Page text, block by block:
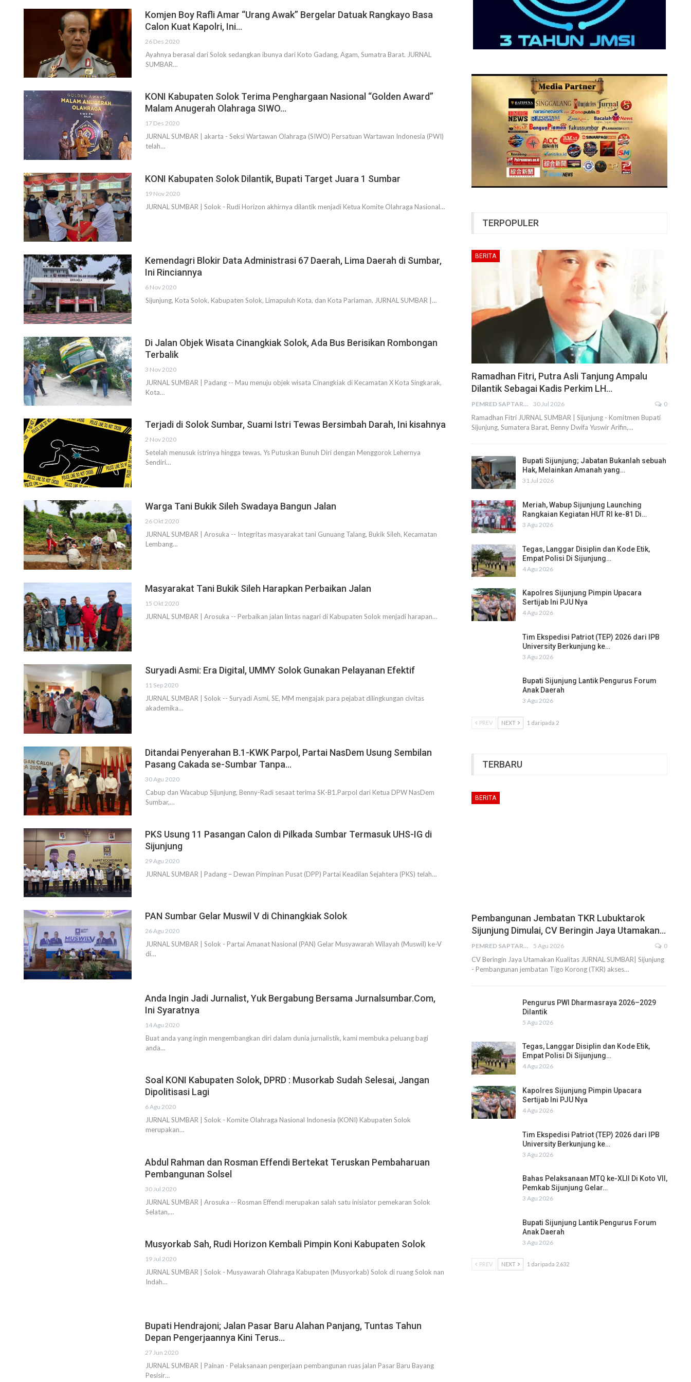
Komjen Boy Rafli Amar “Urang Awak” Bergelar Datuak Rangkayo Basa
Calon Kuat Kapolri, Ini…
26 Des 2020
Ayahnya berasal dari Solok sedangkan ibunya dari Koto Gadang, Agam, Sumatra Barat. JURNAL
SUMBAR…
KONI Kabupaten Solok Terima Penghargaan Nasional “Golden Award”
Malam Anugerah Olahraga SIWO…
17 Des 2020
JURNAL SUMBAR | akarta - Seksi Wartawan Olahraga (SIWO) Persatuan Wartawan Indonesia (PWI)
telah…
KONI Kabupaten Solok Dilantik, Bupati Target Juara 1 Sumbar
19 Nov 2020
JURNAL SUMBAR | Solok - Rudi Horizon akhirnya dilantik menjadi Ketua Komite Olahraga Nasional…
Kemendagri Blokir Data Administrasi 67 Daerah, Lima Daerah di Sumbar,
Ini Rinciannya
6 Nov 2020
Sijunjung, Kota Solok, Kabupaten Solok, Limapuluh Kota, dan Kota Pariaman. JURNAL SUMBAR |…
Di Jalan Objek Wisata Cinangkiak Solok, Ada Bus Berisikan Rombongan
Terbalik
3 Nov 2020
JURNAL SUMBAR | Padang -- Mau menuju objek wisata Cinangkiak di Kecamatan X Kota Singkarak,
Kota…
Terjadi di Solok Sumbar, Suami Istri Tewas Bersimbah Darah, Ini kisahnya
2 Nov 2020
Setelah menusuk istrinya hingga tewas, Ys Putuskan Bunuh Diri dengan Menggorok Lehernya
Sendiri…
Warga Tani Bukik Sileh Swadaya Bangun Jalan
26 Okt 2020
JURNAL SUMBAR | Arosuka -- Integritas masyarakat tani Gunuang Talang, Bukik Sileh, Kecamatan
Lembang…
Masyarakat Tani Bukik Sileh Harapkan Perbaikan Jalan
15 Okt 2020
JURNAL SUMBAR | Arosuka -- Perbaikan jalan lintas nagari di Kabupaten Solok menjadi harapan…
Suryadi Asmi: Era Digital, UMMY Solok Gunakan Pelayanan Efektif
11 Sep 2020
JURNAL SUMBAR | Solok -- Suryadi Asmi, SE, MM mengajak para pejabat dilingkungan civitas
akademika…
Ditandai Penyerahan B.1-KWK Parpol, Partai NasDem Usung Sembilan
Pasang Cakada se-Sumbar Tanpa…
30 Agu 2020
Cabup dan Wacabup Sijunjung, Benny-Radi sesaat terima SK-B1.Parpol dari Ketua DPW NasDem
Sumbar,…
PKS Usung 11 Pasangan Calon di Pilkada Sumbar Termasuk UHS-IG di
Sijunjung
29 Agu 2020
JURNAL SUMBAR | Padang – Dewan Pimpinan Pusat (DPP) Partai Keadilan Sejahtera (PKS) telah…
PAN Sumbar Gelar Muswil V di Chinangkiak Solok
26 Agu 2020
JURNAL SUMBAR | Solok - Partai Amanat Nasional (PAN) Gelar Musyawarah Wilayah (Muswil) ke-V
di…
Anda Ingin Jadi Jurnalist, Yuk Bergabung Bersama Jurnalsumbar.Com,
Ini Syaratnya
14 Agu 2020
Buat anda yang ingin mengembangkan diri dalam dunia jurnalistik, kami membuka peluang bagi
anda…
Soal KONI Kabupaten Solok, DPRD : Musorkab Sudah Selesai, Jangan
Dipolitisasi Lagi
6 Agu 2020
JURNAL SUMBAR | Solok - Komite Olahraga Nasional Indonesia (KONI) Kabupaten Solok
merupakan…
Abdul Rahman dan Rosman Effendi Bertekat Teruskan Pembaharuan
Pembangunan Solsel
30 Jul 2020
JURNAL SUMBAR | Arosuka -- Rosman Effendi merupakan salah satu inisiator pemekaran Solok
Selatan,…
Musyorkab Sah, Rudi Horizon Kembali Pimpin Koni Kabupaten Solok
19 Jul 2020
JURNAL SUMBAR | Solok - Musyawarah Olahraga Kabupaten (Musyorkab) Solok di ruang Solok nan
Indah…
Bupati Hendrajoni; Jalan Pasar Baru Alahan Panjang, Tuntas Tahun
Depan Pengerjaannya Kini Terus…
27 Jun 2020
JURNAL SUMBAR | Painan - Pelaksanaan pengerjaan pembangunan ruas jalan Pasar Baru Bayang
Pesisir…
TERPOPULER
BERITA
Ramadhan Fitri, Putra Asli Tanjung Ampalu
Dilantik Sebagai Kadis Perkim LH…
PEMRED SAPTARIUS 30 Jul 2026 0
Ramadhan Fitri JURNAL SUMBAR | Sijunjung - Komitmen Bupati
Sijunjung, Sumatera Barat, Benny Dwifa Yuswir Arifin,…
Bupati Sijunjung; Jabatan Bukanlah sebuah
Hak, Melainkan Amanah yang…
31 Jul 2026
Meriah, Wabup Sijunjung Launching
Rangkaian Kegiatan HUT RI ke-81 Di…
3 Agu 2026
Tegas, Langgar Disiplin dan Kode Etik,
Empat Polisi Di Sijunjung…
4 Agu 2026
Kapolres Sijunjung Pimpin Upacara
Sertijab Ini PJU Nya
4 Agu 2026
Tim Ekspedisi Patriot (TEP) 2026 dari IPB
University Berkunjung ke…
3 Agu 2026
Bupati Sijunjung Lantik Pengurus Forum
Anak Daerah
3 Agu 2026
PREV NEXT 1 daripada 2
TERBARU
BERITA
Pembangunan Jembatan TKR Lubuktarok
Sijunjung Dimulai, CV Beringin Jaya Utamakan…
PEMRED SAPTARIUS 5 Agu 2026 0
CV Beringin Jaya Utamakan Kualitas JURNAL SUMBAR| Sijunjung
- Pembangunan jembatan Tigo Korong (TKR) akses…
Pengurus PWI Dharmasraya 2026–2029
Dilantik
5 Agu 2026
Tegas, Langgar Disiplin dan Kode Etik,
Empat Polisi Di Sijunjung…
4 Agu 2026
Kapolres Sijunjung Pimpin Upacara
Sertijab Ini PJU Nya
4 Agu 2026
Tim Ekspedisi Patriot (TEP) 2026 dari IPB
University Berkunjung ke…
3 Agu 2026
Bahas Pelaksanaan MTQ ke-XLII Di Koto VII,
Pemkab Sijunjung Gelar…
3 Agu 2026
Bupati Sijunjung Lantik Pengurus Forum
Anak Daerah
3 Agu 2026
PREV NEXT 1 daripada 2,632